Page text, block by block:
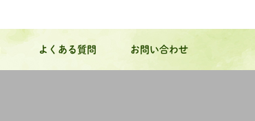
よくある質問 お問い合わせ